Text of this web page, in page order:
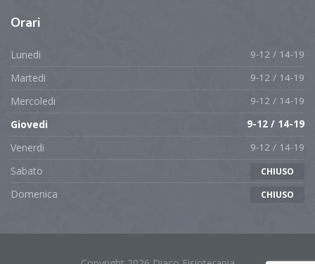
Orari
Lunedi 9-12 / 14-19
Martedi 9-12 / 14-19
Mercoledi 9-12 / 14-19
Giovedi 9-12 / 14-19
Venerdi 9-12 / 14-19
Sabato CHIUSO
Domenica CHIUSO